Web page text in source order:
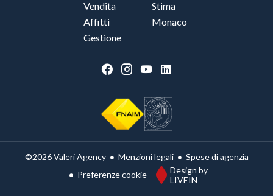
Vendita
Affitti
Gestione
Stima
Monaco
©2026 Valeri Agency Menzioni legali
Spese di agenzia
Preferenze cookie
Design by
LIVEIN